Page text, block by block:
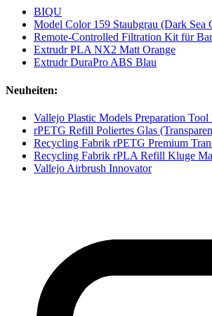
BIQU
Model Color 159 Staubgrau (Dark Sea
Remote-Controlled Filtration Kit für
Extrudr PLA NX2 Matt Orange
Extrudr DuraPro ABS Blau
Neuheiten:
Vallejo Plastic Models Preparation
rPETG Refill Poliertes Glas
Recycling Fabrik rPETG Premium
Recycling Fabrik rPLA Refill Kluge
Vallejo Airbrush Innovator